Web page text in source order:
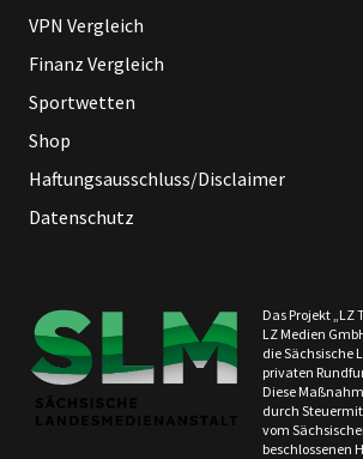
VPN Vergleich
Finanz Vergleich
Sportwetten
Shop
Haftungsausschluss/Disclaimer
Datenschutz
Das Projekt „LZ
LZ Medien
die Sächsische
privaten
Diese
durch
vom
beschlossenen